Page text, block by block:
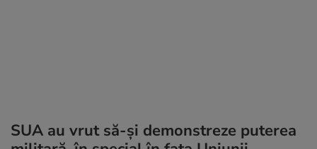
SUA au vrut să-și demonstreze puterea